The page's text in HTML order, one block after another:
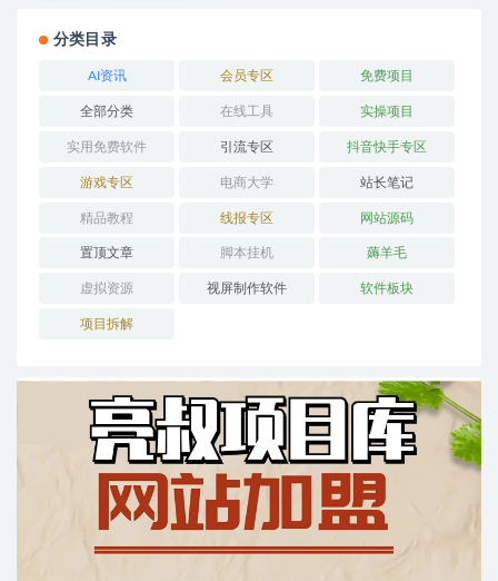
分类目录
AI资讯 会员专区 免费项目
全部分类 在线工具 实操项目
实用免费软件 引流专区 抖音快手专区
游戏专区 电商大学 站长笔记
精品教程 线报专区 网站源码
置顶文章 脚本挂机 薅羊毛
虚拟资源 视屏制作软件 软件板块
项目拆解